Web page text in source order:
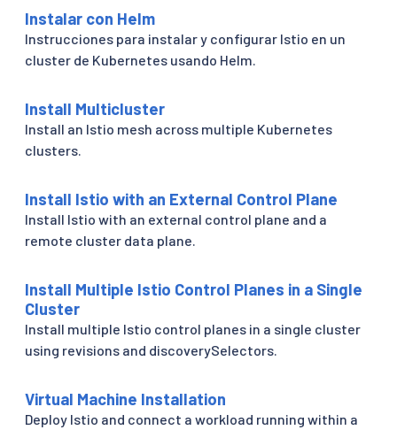
Instalar con Helm
Instrucciones para instalar y configurar Istio en un
cluster de Kubernetes usando Helm.
Install Multicluster
Install an Istio mesh across multiple Kubernetes
clusters.
Install Istio with an External Control Plane
Install Istio with an external control plane and a
remote cluster data plane.
Install Multiple Istio Control Planes in a Single
Cluster
Install multiple Istio control planes in a single cluster
using revisions and discoverySelectors.
Virtual Machine Installation
Deploy Istio and connect a workload running within a